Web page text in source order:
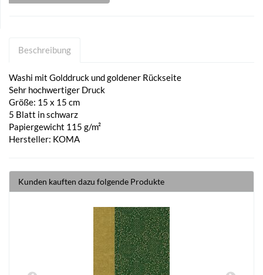
Beschreibung
Washi mit Golddruck und goldener Rückseite
Sehr hochwertiger Druck
Größe: 15 x 15 cm
5 Blatt in schwarz
Papiergewicht 115 g/m²
Hersteller: KOMA
Kunden kauften dazu folgende Produkte